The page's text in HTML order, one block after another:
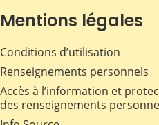
Mentions légales
Conditions d’utilisation
Renseignements personnels
Accès à l’information et
des renseignements